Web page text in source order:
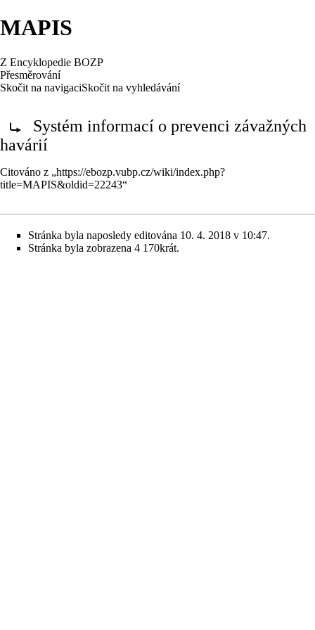
MAPIS
Z Encyklopedie BOZP
Přesměrování
Skočit na navigaciSkočit na vyhledávání
Systém informací o prevenci závažných
havárií
Citováno z „https://ebozp.vubp.cz/wiki/index.php?
title=MAPIS&oldid=22243“
Stránka byla naposledy editována 10. 4. 2018 v 10:47.
Stránka byla zobrazena 4 170krát.